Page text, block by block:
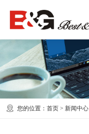
您的位置： 首页 > 新闻中心